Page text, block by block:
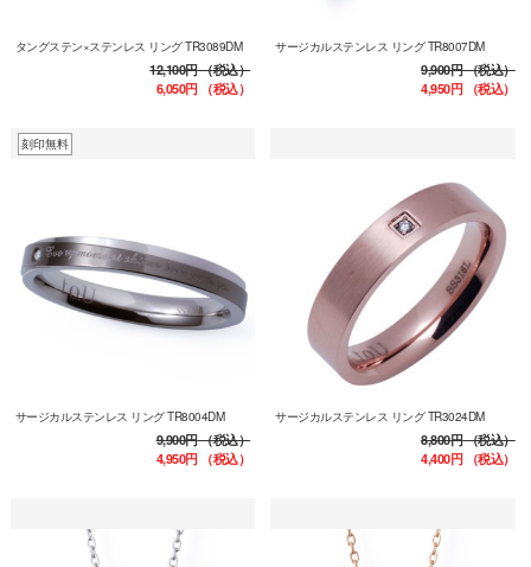
タングステン×ステンレス リング TR3089DM
12,100円（税込）
6,050円（税込）
サージカルステンレス リング TR8007DM
9,900円（税込）
4,950円（税込）
刻印無料
サージカルステンレス リング TR8004DM
9,900円（税込）
4,950円（税込）
サージカルステンレス リング TR3024DM
8,800円（税込）
4,400円（税込）